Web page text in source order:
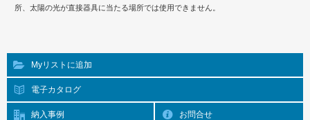
所、太陽の光が直接器具に当たる場所では使用できません。
Myリストに追加
電子カタログ
納入事例 お問合せ